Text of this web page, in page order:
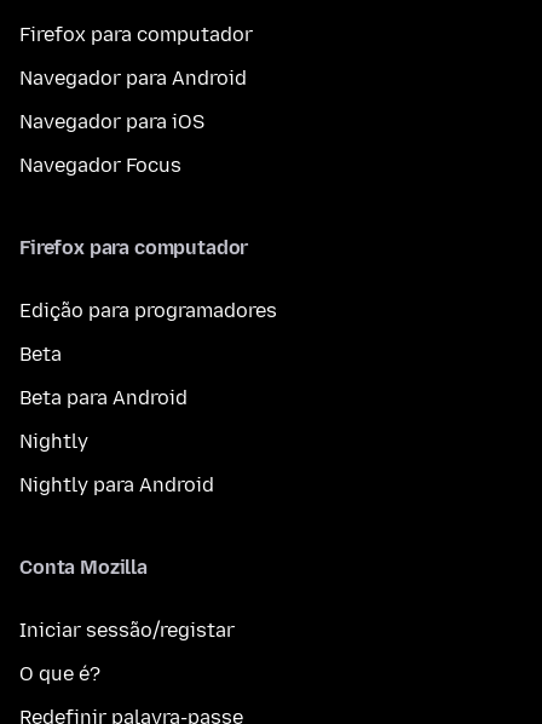
Firefox para computador
Navegador para Android
Navegador para iOS
Navegador Focus
Firefox para computador
Edição para programadores
Beta
Beta para Android
Nightly
Nightly para Android
Conta Mozilla
Iniciar sessão/registar
O que é?
Redefinir palavra-passe